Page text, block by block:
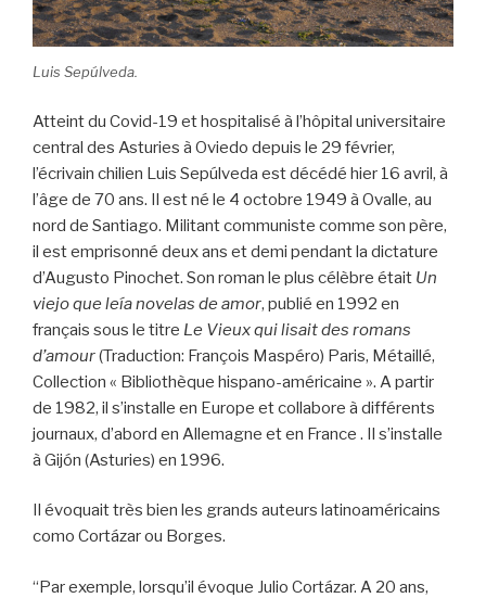
Luis Sepúlveda.
Atteint du Covid-19 et hospitalisé à l’hôpital universitaire
central des Asturies à Oviedo depuis le 29 février,
l’écrivain chilien Luis Sepúlveda est décédé hier 16 avril, à
l’âge de 70 ans. Il est né le 4 octobre 1949 à Ovalle, au
nord de Santiago. Militant communiste comme son père,
il est emprisonné deux ans et demi pendant la dictature
d’Augusto Pinochet. Son roman le plus célèbre était Un
viejo que leía novelas de amor, publié en 1992 en
français sous le titre Le Vieux qui lisait des romans
d’amour(Traduction: François Maspéro) Paris, Métaillé,
Collection « Bibliothèque hispano-américaine ». A partir
de 1982, il s’installe en Europe et collabore à différents
journaux, d’abord en Allemagne et en France . Il s’installe
à Gijón (Asturies) en 1996.
Il évoquait très bien les grands auteurs latinoaméricains
como Cortázar ou Borges.
“Par exemple, lorsqu’il évoque Julio Cortázar. A 20 ans,